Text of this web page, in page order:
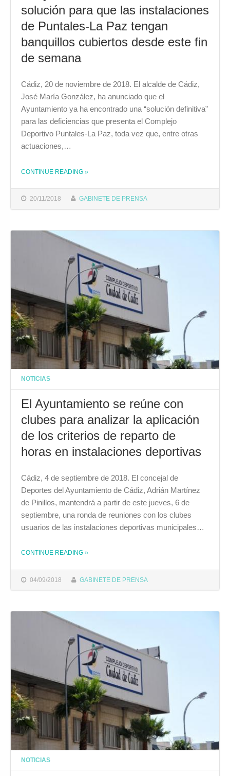
solución para que las instalaciones
de Puntales-La Paz tengan
banquillos cubiertos desde este fin
de semana
20/11/2018 GABINETE DE PRENSA
Cádiz, 20 de noviembre de 2018. El alcalde de Cádiz,
José María González, ha anunciado que el
Ayuntamiento ya ha encontrado una “solución definitiva”
para las deficiencias que presenta el Complejo
Deportivo Puntales-La Paz, toda vez que, entre otras
actuaciones,…
CONTINUE READING
THE "EL AYUNTAMIENTO ENCUENTRA UNA SOLUCIÓN PARA QUE LAS INSTALACIONES DE PUNTALES-LA PAZ TENGAN BANQUILLOS CUBIERTOS DESDE ESTE FIN DE SEMANA"
»
NOTICIAS
El Ayuntamiento se reúne con
clubes para analizar la aplicación
de los criterios de reparto de
horas en instalaciones deportivas
04/09/2018 GABINETE DE PRENSA
Cádiz, 4 de septiembre de 2018. El concejal de
Deportes del Ayuntamiento de Cádiz, Adrián Martínez
de Pinillos, mantendrá a partir de este jueves, 6 de
septiembre, una ronda de reuniones con los clubes
usuarios de las instalaciones deportivas municipales…
CONTINUE READING
THE "EL AYUNTAMIENTO SE REÚNE CON CLUBES PARA ANALIZAR LA APLICACIÓN DE LOS CRITERIOS DE REPARTO DE HORAS EN INSTALACIONES DEPORTIVAS"
»
NOTICIAS